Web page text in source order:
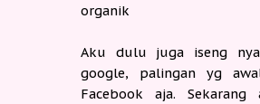
organik
Aku dulu juga iseng
google, palingan yg
Facebook aja. Sekarang